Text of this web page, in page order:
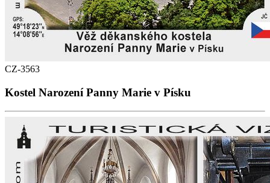
CZ-3563
Kostel Narození Panny Marie v Písku